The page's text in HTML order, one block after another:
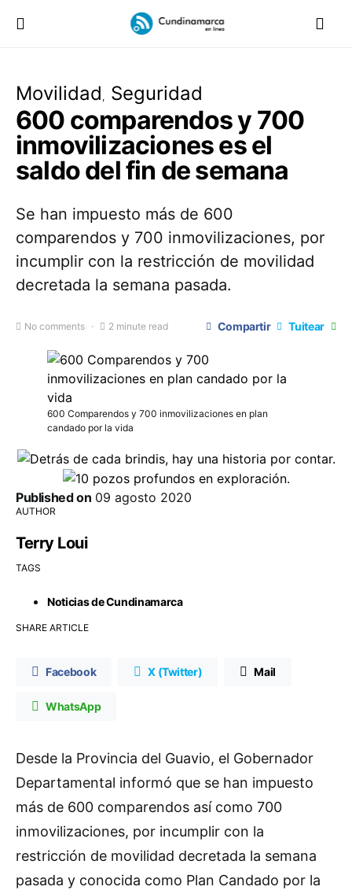
Movilidad Seguridad
600 comparendos y 700
inmovilizaciones es el
saldo del fin de semana
Se han impuesto más de 600
comparendos y 700 inmovilizaciones, por
incumplir con la restricción de movilidad
decretada la semana pasada.
No comments 2 minute read Compartir Tuitear
600 Comparendos y 700 inmovilizaciones en plan
candado por la vida
Published on 09 agosto 2020
AUTHOR
Terry Loui
TAGS
Noticias de Cundinamarca
SHARE ARTICLE
Facebook X (Twitter) Mail
WhatsApp
Desde la Provincia del Guavio, el Gobernador
Departamental informó que se han impuesto
más de 600 comparendos así como 700
inmovilizaciones, por incumplir con la
restricción de movilidad decretada la semana
pasada y conocida como Plan Candado por la